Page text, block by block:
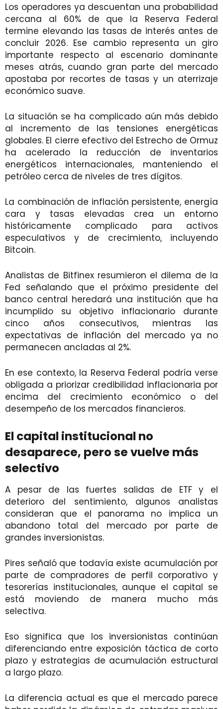
Los operadores ya descuentan una probabilidad
cercana al 60% de que la Reserva Federal
termine elevando las tasas de interés antes de
concluir 2026. Ese cambio representa un giro
importante respecto al escenario dominante
meses atrás, cuando gran parte del mercado
apostaba por recortes de tasas y un aterrizaje
económico suave.
La situación se ha complicado aún más debido
al incremento de las tensiones energéticas
globales. El cierre efectivo del Estrecho de Ormuz
ha acelerado la reducción de inventarios
energéticos internacionales, manteniendo el
petróleo cerca de niveles de tres dígitos.
La combinación de inflación persistente, energía
cara y tasas elevadas crea un entorno
históricamente complicado para activos
especulativos y de crecimiento, incluyendo
Bitcoin.
Analistas de Bitfinex resumieron el dilema de la
Fed señalando que el próximo presidente del
banco central heredará una institución que ha
incumplido su objetivo inflacionario durante
cinco años consecutivos, mientras las
expectativas de inflación del mercado ya no
permanecen ancladas al 2%.
En ese contexto, la Reserva Federal podría verse
obligada a priorizar credibilidad inflacionaria por
encima del crecimiento económico o del
desempeño de los mercados financieros.
El capital institucional no
desaparece, pero se vuelve más
selectivo
A pesar de las fuertes salidas de ETF y el
deterioro del sentimiento, algunos analistas
consideran que el panorama no implica un
abandono total del mercado por parte de
grandes inversionistas.
Pires señaló que todavía existe acumulación por
parte de compradores de perfil corporativo y
tesorerías institucionales, aunque el capital se
está moviendo de manera mucho más
selectiva.
Eso significa que los inversionistas continúan
diferenciando entre exposición táctica de corto
plazo y estrategias de acumulación estructural
a largo plazo.
La diferencia actual es que el mercado parece